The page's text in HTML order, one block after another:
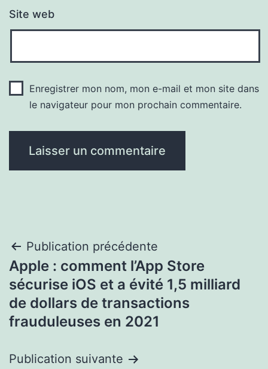
Site web
Enregistrer mon nom, mon e-mail et mon site dans
le navigateur pour mon prochain commentaire.
Navigation
de
l’article
Publication précédente
Apple : comment l’App Store
sécurise iOS et a évité 1,5 milliard
de dollars de transactions
frauduleuses en 2021
Publication suivante